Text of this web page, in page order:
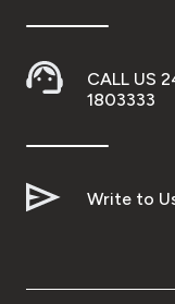
CALL US
1803333
Write to